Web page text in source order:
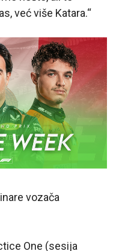
već više Katara.“
vozača
One (sesija